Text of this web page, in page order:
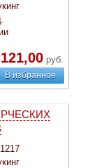
121,00руб.
В избранное